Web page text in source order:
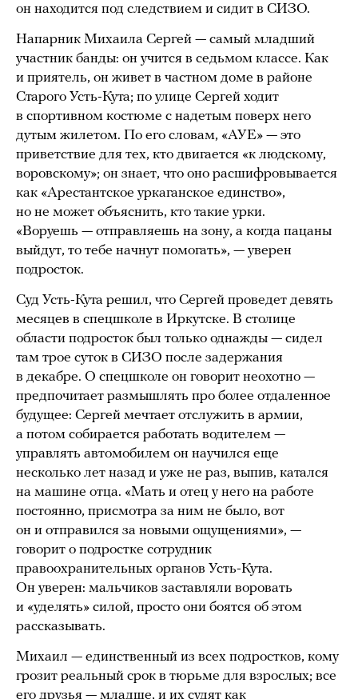
он находится под следствием и сидит в СИЗО.
Напарник Михаила Сергей — самый младший
участник банды: он учится в седьмом классе. Как
и приятель, он живет в частном доме в районе
Старого Усть-Кута; по улице Сергей ходит
в спортивном костюме с надетым поверх него
дутым жилетом. По его словам, «АУЕ» — это
приветствие для тех, кто двигается «к людскому,
воровскому»; он знает, что оно расшифровывается
как «Арестантское уркаганское единство»,
но не может объяснить, кто такие урки.
«Воруешь — отправляешь на зону, а когда пацаны
выйдут, то тебе начнут помогать», — уверен
подросток.
Суд Усть-Кута решил, что Сергей проведет девять
месяцев в спецшколе в Иркутске. В столице
области подросток был только однажды — сидел
там трое суток в СИЗО после задержания
в декабре. О спецшколе он говорит неохотно —
предпочитает размышлять про более отдаленное
будущее: Сергей мечтает отслужить в армии,
а потом собирается работать водителем —
управлять автомобилем он научился еще
несколько лет назад и уже не раз, выпив, катался
на машине отца. «Мать и отец у него на работе
постоянно, присмотра за ним не было, вот
он и отправился за новыми ощущениями», —
говорит о подростке сотрудник
правоохранительных органов Усть-Кута.
Он уверен: мальчиков заставляли воровать
и «уделять» силой, просто они боятся об этом
рассказывать.
Михаил — единственный из всех подростков, кому
грозит реальный срок в тюрьме для взрослых; все
его друзья — младше, и их судят как